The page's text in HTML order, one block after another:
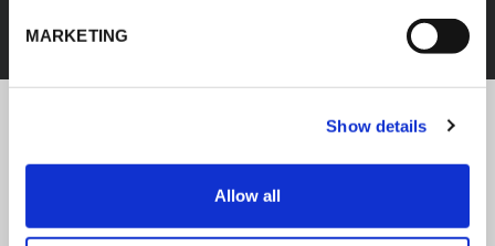
MARKETING
Show details
Allow all
Najnowsze informacje
od K-FLEX